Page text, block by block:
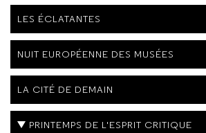
LES ÉCLATANTES
NUIT EUROPÉENNE DES MUSÉES
LA CITÉ DE DEMAIN
PRINTEMPS DE L'ESPRIT CRITIQUE